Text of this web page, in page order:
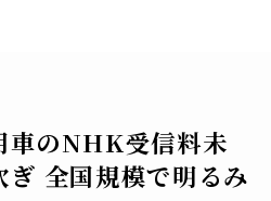
車のNHK受信料未
ぎ 全国規模で明るみ